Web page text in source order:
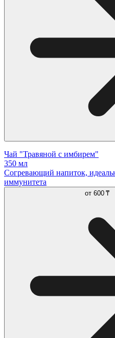
Чай "Травяной с имбирем"
350 мл
Согревающий напиток,
иммунитета
от 600 ₸